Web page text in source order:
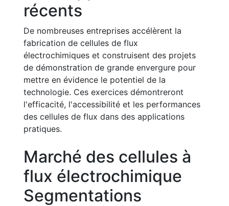
récents
De nombreuses entreprises accélèrent la
fabrication de cellules de flux
électrochimiques et construisent des projets
de démonstration de grande envergure pour
mettre en évidence le potentiel de la
technologie. Ces exercices démontreront
l'efficacité, l'accessibilité et les performances
des cellules de flux dans des applications
pratiques.
Marché des cellules à
flux électrochimique
Segmentations